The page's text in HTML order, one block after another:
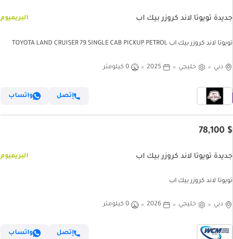
جديدة تويوتا لاند كروزر بيك آب البريميوم
تويوتا لاند كروزر بيك آب TOYOTA LAND CRUISER 79 SINGLE CAB PICKUP PETROL
دبي خليجي 2025 0 كيلومتر
إتصل واتساب
$ 78,100
جديدة تويوتا لاند كروزر بيك آب البريميوم
تويوتا لاند كروزر بيك آب
دبي خليجي 2026 0 كيلومتر
إتصل واتساب